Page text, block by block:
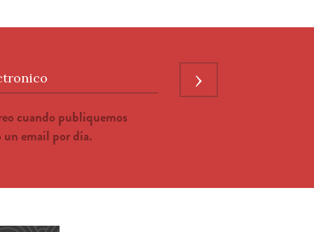
cuando publiquemos
email por día.
›